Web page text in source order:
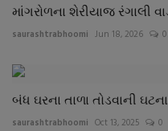
માંગરોળના શેરીયાજ રંગાલી
saurashtrabhoomi Jun 18, 2026 0
બંધ ઘરના તાળા તોડવાની
saurashtrabhoomi Oct 13, 2025 0